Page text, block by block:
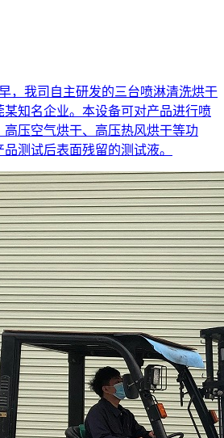
，我司自主研发的三台喷淋清洗烘干
某知名企业。本设备可对产品进行喷
高压空气烘干、高压热风烘干等功
测试后表面残留的测试液。